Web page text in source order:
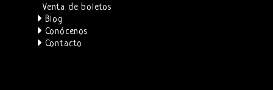
Venta de boletos
Blog
Conócenos
Contacto